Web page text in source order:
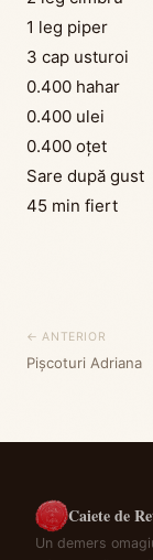
1 leg piper
3 cap usturoi
0.400 hahar
0.400 ulei
0.400 oțet
Sare după gust
45 min fiert
← ANTERIOR
Pișcoturi Adriana
Caiete de
Un demers